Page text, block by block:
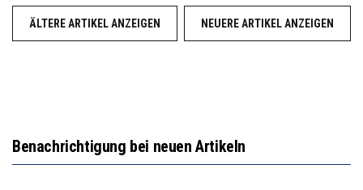
ÄLTERE ARTIKEL ANZEIGEN NEUERE ARTIKEL ANZEIGEN
Benachrichtigung bei neuen Artikeln